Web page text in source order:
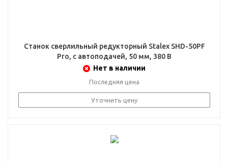
Станок сверлильный редукторный Stalex SHD-50PF
Pro, с автоподачей, 50 мм, 380 В
Нет в наличии
Последняя цена
Уточнить цену